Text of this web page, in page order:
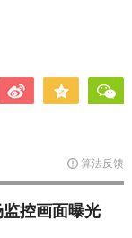
算法反馈
控画面曝光